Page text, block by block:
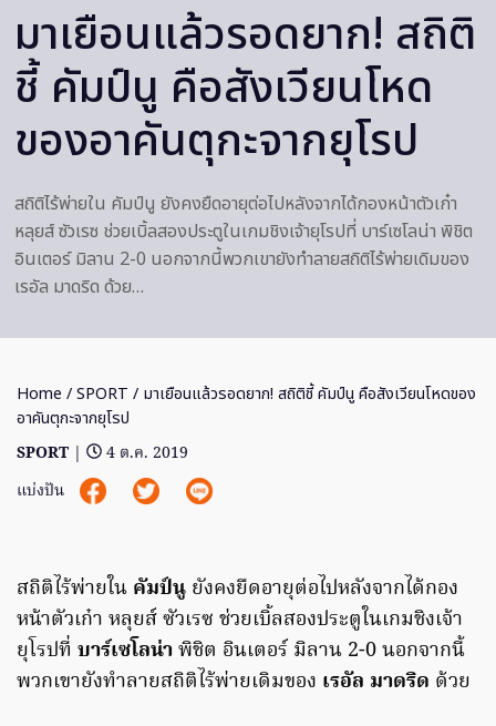
มาเยือนแล้วรอดยาก! สถิติ
ชี้ คัมป์นู คือสังเวียนโหด
ของอาคันตุกะจากยุโรป
สถิติไร้พ่ายใน คัมป์นู ยังคงยืดอายุต่อไปหลังจากได้กองหน้าตัวเก๋า
หลุยส์ ซัวเรซ ช่วยเบิ้ลสองประตูในเกมชิงเจ้ายุโรปที่ บาร์เซโลน่า พิชิต
อินเตอร์ มิลาน 2-0 นอกจากนี้พวกเขายังทำลายสถิติไร้พ่ายเดิมของ
เรอัล มาดริด ด้วย…
Home /SPORT / มาเยือนแล้วรอดยาก! สถิติชี้ คัมป์นู คือสังเวียนโหดของ
อาคันตุกะจากยุโรป
SPORT |
4 ต.ค. 2019
แบ่งปัน
สถิติไร้พ่ายใน คัมป์นู ยังคงยืดอายุต่อไปหลังจากได้กอง
หน้าตัวเก๋า หลุยส์ ซัวเรซ ช่วยเบิ้ลสองประตูในเกมชิงเจ้า
ยุโรปที่ บาร์เซโลน่าพิชิต อินเตอร์ มิลาน 2-0 นอกจากนี้
พวกเขายังทำลายสถิติไร้พ่ายเดิมของ เรอัล มาดริด ด้วย